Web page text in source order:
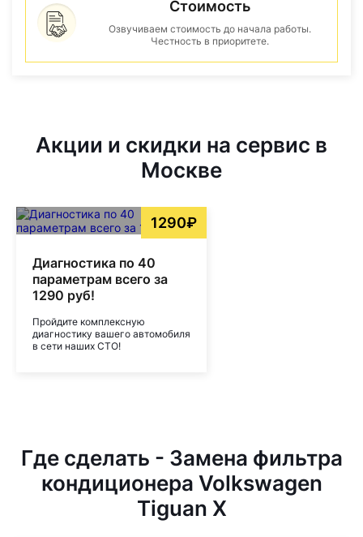
Стоимость
Озвучиваем стоимость до начала работы.
Честность в приоритете.
Акции и скидки на сервис в
Москве
1290₽
Диагностика по 40
параметрам всего за
1290 руб!
Пройдите комплексную
диагностику вашего автомобиля
в сети наших СТО!
Где сделать - Замена фильтра
кондиционера Volkswagen
Tiguan X